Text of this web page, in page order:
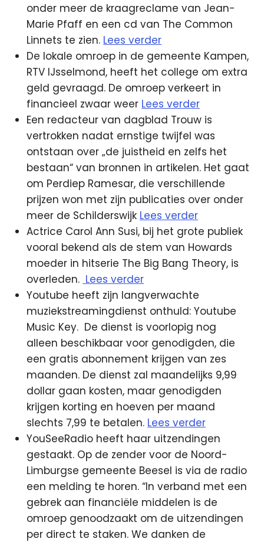
onder meer de kraagreclame van Jean-
Marie Pfaff en een cd van The Common
Linnets te zien. Lees verder
De lokale omroep in de gemeente Kampen,
RTV IJsselmond, heeft het college om extra
geld gevraagd. De omroep verkeert in
financieel zwaar weer Lees verder
Een redacteur van dagblad Trouw is
vertrokken nadat ernstige twijfel was
ontstaan over „de juistheid en zelfs het
bestaan“ van bronnen in artikelen. Het gaat
om Perdiep Ramesar, die verschillende
prijzen won met zijn publicaties over onder
meer de Schilderswijk Lees verder
Actrice Carol Ann Susi, bij het grote publiek
vooral bekend als de stem van Howards
moeder in hitserie The Big Bang Theory, is
overleden. Lees verder
Youtube heeft zijn langverwachte
muziekstreamingdienst onthuld: Youtube
Music Key. De dienst is voorlopig nog
alleen beschikbaar voor genodigden, die
een gratis abonnement krijgen van zes
maanden. De dienst zal maandelijks 9,99
dollar gaan kosten, maar genodigden
krijgen korting en hoeven per maand
slechts 7,99 te betalen. Lees verder
YouSeeRadio heeft haar uitzendingen
gestaakt. Op de zender voor de Noord-
Limburgse gemeente Beesel is via de radio
een melding te horen. “In verband met een
gebrek aan financiële middelen is de
omroep genoodzaakt om de uitzendingen
per direct te staken. We danken de